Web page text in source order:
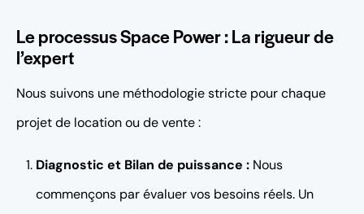
Le processus Space Power : La rigueur de
l’expert
Nous suivons une méthodologie stricte pour chaque
projet de location ou de vente :
Diagnostic et Bilan de puissance : Nous
commençons par évaluer vos besoins réels. Un